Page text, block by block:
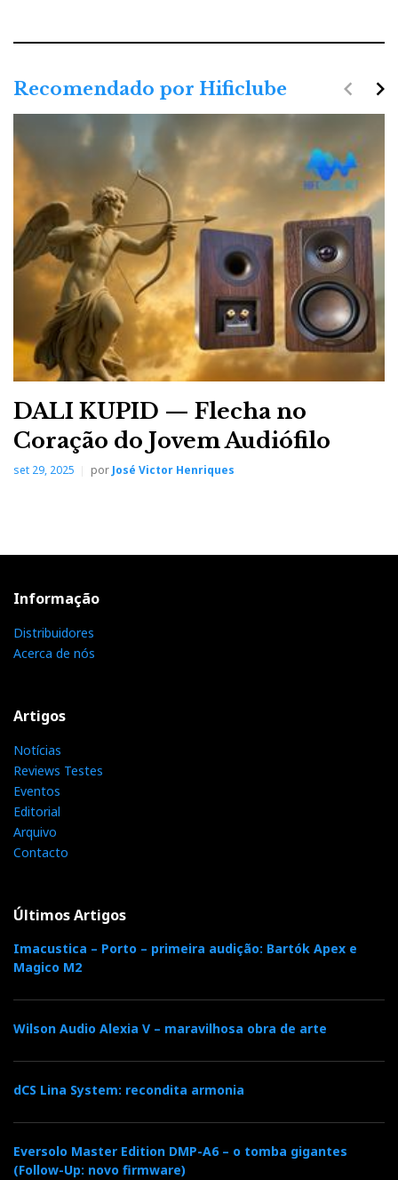
Recomendado por Hificlube
DALI KUPID — Flecha no
Coração do Jovem Audiófilo
set 29, 2025 porJosé Victor Henriques
navigate_next
navigate_before
Informação
Distribuidores
Acerca de nós
Artigos
Notícias
Reviews Testes
Eventos
Editorial
Arquivo
Contacto
Últimos Artigos
Imacustica – Porto – primeira audição: Bartók Apex e
Magico M2
Wilson Audio Alexia V – maravilhosa obra de arte
dCS Lina System: recondita armonia
Eversolo Master Edition DMP-A6 – o tomba gigantes
(Follow-Up: novo firmware)